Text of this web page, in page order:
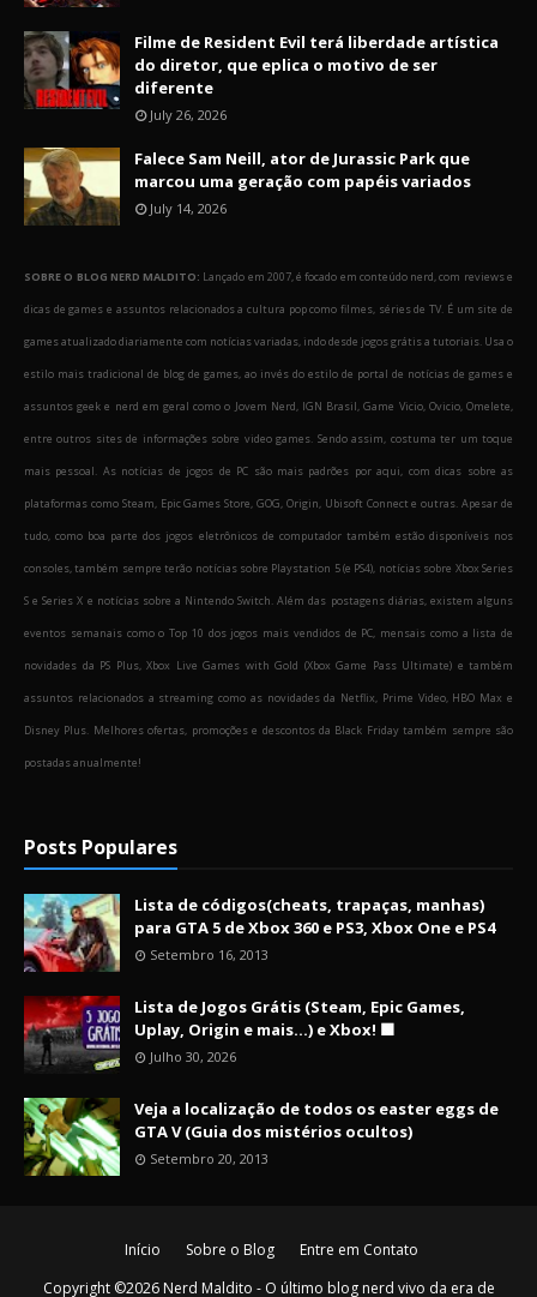
Filme de Resident Evil terá liberdade artística
do diretor, que eplica o motivo de ser
diferente
July 26, 2026
Falece Sam Neill, ator de Jurassic Park que
marcou uma geração com papéis variados
July 14, 2026
SOBRE O BLOG NERD MALDITO: Lançado em 2007, é focado em conteúdo nerd, com reviews e
dicas de games e assuntos relacionados a cultura pop como filmes, séries de TV. É um site de
games atualizado diariamente com notícias variadas, indo desde jogos grátis a tutoriais. Usa o
estilo mais tradicional de blog de games, ao invés do estilo de portal de notícias de games e
assuntos geek e nerd em geral como o Jovem Nerd, IGN Brasil, Game Vicio, Ovicio, Omelete,
entre outros sites de informações sobre video games. Sendo assim, costuma ter um toque
mais pessoal. As notícias de jogos de PC são mais padrões por aqui, com dicas sobre as
plataformas como Steam, Epic Games Store, GOG, Origin, Ubisoft Connect e outras. Apesar de
tudo, como boa parte dos jogos eletrônicos de computador também estão disponíveis nos
consoles, também sempre terão notícias sobre Playstation 5 (e PS4), notícias sobre Xbox Series
S e Series X e notícias sobre a Nintendo Switch. Além das postagens diárias, existem alguns
eventos semanais como o Top 10 dos jogos mais vendidos de PC, mensais como a lista de
novidades da PS Plus, Xbox Live Games with Gold (Xbox Game Pass Ultimate) e também
assuntos relacionados a streaming como as novidades da Netflix, Prime Video, HBO Max e
Disney Plus. Melhores ofertas, promoções e descontos da Black Friday também sempre são
postadas anualmente!
Posts Populares
Lista de códigos(cheats, trapaças, manhas)
para GTA 5 de Xbox 360 e PS3, Xbox One e PS4
Setembro 16, 2013
Lista de Jogos Grátis (Steam, Epic Games,
Uplay, Origin e mais...) e Xbox! 🟩
Julho 30, 2026
Veja a localização de todos os easter eggs de
GTA V (Guia dos mistérios ocultos)
Setembro 20, 2013
Início Sobre o Blog
Entre em Contato
Copyright ©2026 Nerd Maldito - O último blog nerd vivo da era de